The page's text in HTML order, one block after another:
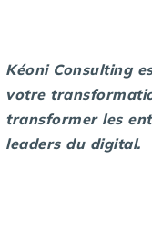
Kéoni Consulting
votre
transformer les
leaders du digital.